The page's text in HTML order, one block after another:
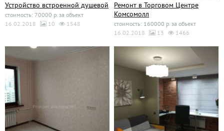
Устройство встроенной душевой
стоимость: 70000 р. за объект
16.02.2018
10 1548
Ремонт в Торговом Центре
Комсомолл
стоимость: 160000 р. за объект
16.02.2018
13 1466